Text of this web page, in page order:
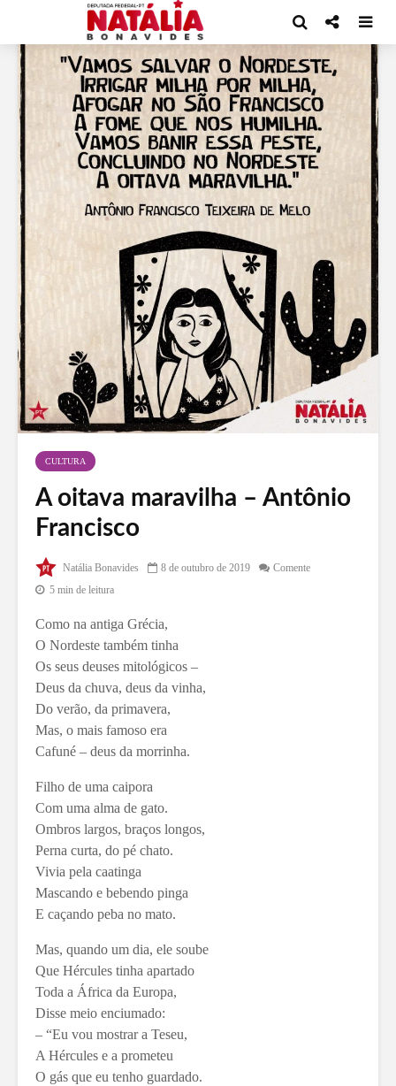
CULTURA
A oitava maravilha – Antônio
Francisco
Natália Bonavides 8 de outubro de 2019
Comente
5 min de leitura
Como na antiga Grécia,
O Nordeste também tinha
Os seus deuses mitológicos –
Deus da chuva, deus da vinha,
Do verão, da primavera,
Mas, o mais famoso era
Cafuné – deus da morrinha.
Filho de uma caipora
Com uma alma de gato.
Ombros largos, braços longos,
Perna curta, do pé chato.
Vivia pela caatinga
Mascando e bebendo pinga
E caçando peba no mato.
Mas, quando um dia, ele soube
Que Hércules tinha apartado
Toda a África da Europa,
Disse meio enciumado:
– “Eu vou mostrar a Teseu,
A Hércules e a prometeu
O gás que eu tenho guardado.